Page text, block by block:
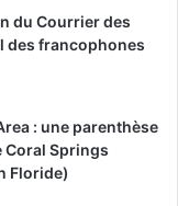
Hiaasen
Hemingway
du Courrier des
des francophones
: une parenthèse
Springs
Floride)